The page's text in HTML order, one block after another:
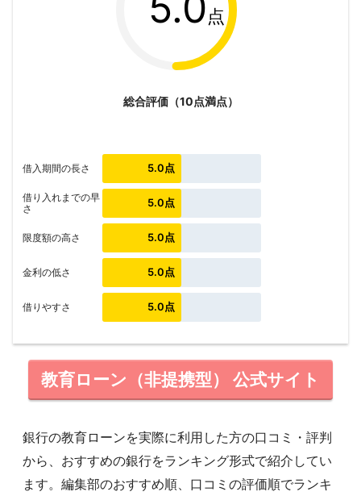
教育ローン（非提携型） 公式サイト
銀行の教育ローンを実際に利用した方の口コミ・評判
から、おすすめの銀行をランキング形式で紹介してい
ます。編集部のおすすめ順、口コミの評価順でランキ
点
総合評価（10点満点）
借入期間の長さ 5.0点
借り入れまでの早
さ
5.0点
限度額の高さ 5.0点
金利の低さ 5.0点
借りやすさ 5.0点